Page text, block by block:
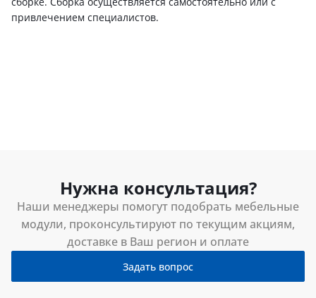
привлечением специалистов.
Нужна консультация?
Наши менеджеры помогут подобрать мебельные
модули, проконсультируют по текущим акциям,
доставке в Ваш регион и оплате
Задать вопрос